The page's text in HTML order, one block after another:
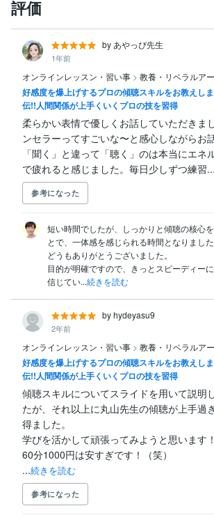
評価
by あやっぴ先生
1年前
オンラインレッスン・習い事 > 教養・リベラルア
好感度を爆上げするプロの傾聴スキルをお教えし
伝!!人間関係が上手くいくプロの技を習得
柔らかい表情で優しくお話していただきま
ンセラーってすごいな〜と感心しながらお
「聞く」と違って「聴く」のは本当にエネ
で疲れると感じました。毎日少しずつ練習...
参考になった
短い時間でしたが、しっかりと傾聴の核心
とで、一体感を感じられる時間となりました
どうもありがとうございました。
目的が明確ですので、きっとスピーディー
信じてい...続きを読む
by hydeyasu9
2年前
オンラインレッスン・習い事 > 教養・リベラルア
好感度を爆上げするプロの傾聴スキルをお教えし
伝!!人間関係が上手くいくプロの技を習得
傾聴スキルについてスライドを用いて説明
たが、それ以上に丸山先生の傾聴が上手過
得ました。
学びを活かして頑張ってみようと思います！
60分1000円は安すぎです！（笑）
...続きを読む
参考になった